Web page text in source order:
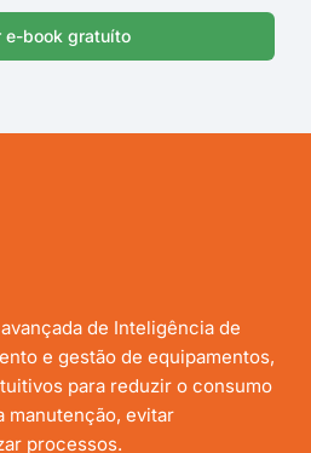
e-book gratuíto
de Inteligência de
e gestão de equipamentos,
para reduzir o consumo
manutenção, evitar
processos.